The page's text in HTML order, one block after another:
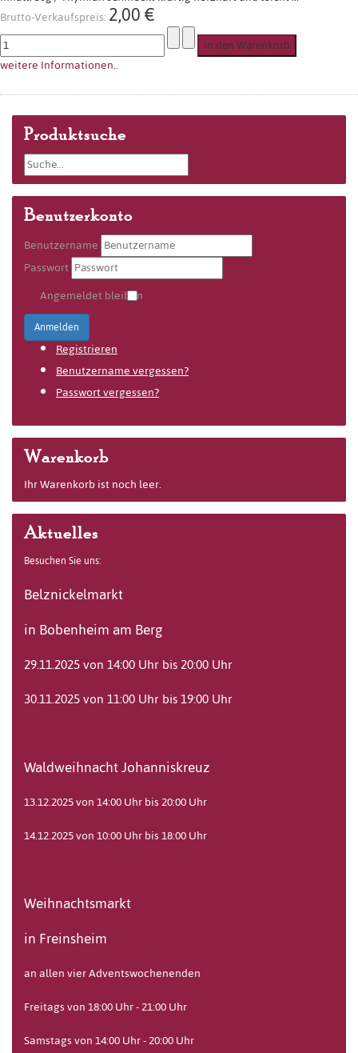
Brutto-Verkaufspreis:2,00 €
weitere Informationen..
Produktsuche
Benutzerkonto
Benutzername
Passwort
Angemeldet bleiben
Anmelden
Registrieren
Benutzername vergessen?
Passwort vergessen?
Warenkorb
Ihr Warenkorb ist noch leer.
Aktuelles
Besuchen Sie uns:
Belznickelmarkt
in Bobenheim am Berg
29.11.2025 von 14:00 Uhr bis 20:00 Uhr
30.11.2025 von 11:00 Uhr bis 19:00 Uhr
Waldweihnacht Johanniskreuz
13.12.2025 von 14:00 Uhr bis 20:00 Uhr
14.12.2025 von 10:00 Uhr bis 18:00 Uhr
Weihnachtsmarkt
in Freinsheim
an allen vier Adventswochenenden
Freitags von 18:00 Uhr - 21:00 Uhr
Samstags von 14:00 Uhr - 20:00 Uhr